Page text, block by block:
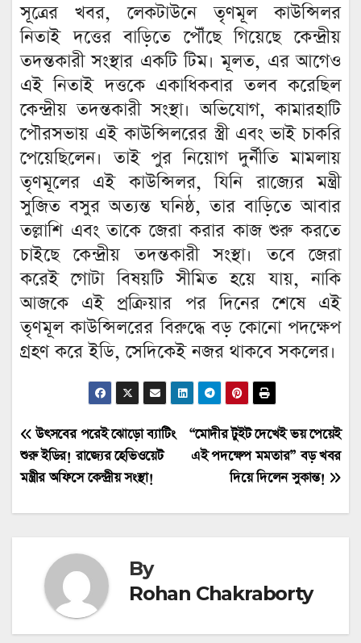
সূত্রের খবর, লেকটাউনে তৃণমূল কাউন্সিলর
নিতাই দত্তের বাড়িতে পৌঁছে গিয়েছে কেন্দ্রীয়
তদন্তকারী সংস্থার একটি টিম। মূলত, এর আগেও
এই নিতাই দত্তকে একাধিকবার তলব করেছিল
কেন্দ্রীয় তদন্তকারী সংস্থা। অভিযোগ, কামারহাটি
পৌরসভায় এই কাউন্সিলরের স্ত্রী এবং ভাই চাকরি
পেয়েছিলেন। তাই পুর নিয়োগ দুর্নীতি মামলায়
তৃণমূলের এই কাউন্সিলর, যিনি রাজ্যের মন্ত্রী
সুজিত বসুর অত্যন্ত ঘনিষ্ঠ, তার বাড়িতে আবার
তল্লাশি এবং তাকে জেরা করার কাজ শুরু করতে
চাইছে কেন্দ্রীয় তদন্তকারী সংস্থা। তবে জেরা
করেই গোটা বিষয়টি সীমিত হয়ে যায়, নাকি
আজকে এই প্রক্রিয়ার পর দিনের শেষে এই
তৃণমূল কাউন্সিলরের বিরুদ্ধে বড় কোনো পদক্ষেপ
গ্রহণ করে ইডি, সেদিকেই নজর থাকবে সকলের।
Post
navigation
“মোদীর টুইট দেখেই ভয় পেয়েই
এই পদক্ষেপ মমতার” বড় খবর
দিয়ে দিলেন সুকান্ত!
উৎসবের পরেই ঝোড়ো ব্যাটিং
শুরু ইডির! রাজ্যের হেভিওয়েট
মন্ত্রীর অফিসে কেন্দ্রীয় সংস্থা!
By
Rohan Chakraborty